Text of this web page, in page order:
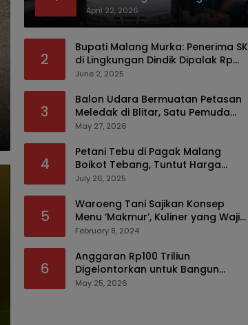
Bermodus Kemasan Sabun
April 22, 2026
2
Bupati Malang Murka: Penerima SK
di Lingkungan Dindik Dipalak Rp
150 Ribu Pakai Modus Tumpengan,
June 2, 2025
3
Balon Udara Bermuatan Petasan
Meledak di Blitar, Satu Pemuda
Tewas dan Dua Anak Luka Serius
May 27, 2026
4
Petani Tebu di Pagak Malang
Boikot Tebang, Tuntut Harga
yang Layak
July 26, 2025
5
Waroeng Tani Sajikan Konsep
Menu ‘Makmur’, Kuliner yang Wajib
Dikunjungi di Malang
February 8, 2024
6
Anggaran Rp100 Triliun
Digelontorkan untuk Bangun
Kembali Sumatra, Hunian Korban
May 25, 2026